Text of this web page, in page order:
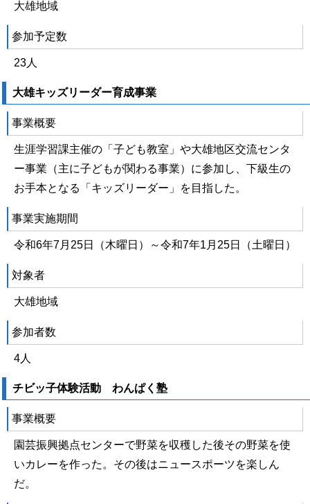
大雄地域
参加予定数
23人
大雄キッズリーダー育成事業
事業概要
生涯学習課主催の「子ども教室」や大雄地区交流センタ
ー事業（主に子どもが関わる事業）に参加し、下級生の
お手本となる「キッズリーダー」を目指した。
事業実施期間
令和6年7月25日（木曜日）～令和7年1月25日（土曜日）
対象者
大雄地域
参加者数
4人
チビッ子体験活動 わんぱく塾
事業概要
園芸振興拠点センターで野菜を収穫した後その野菜を使
いカレーを作った。その後はニュースポーツを楽しん
だ。